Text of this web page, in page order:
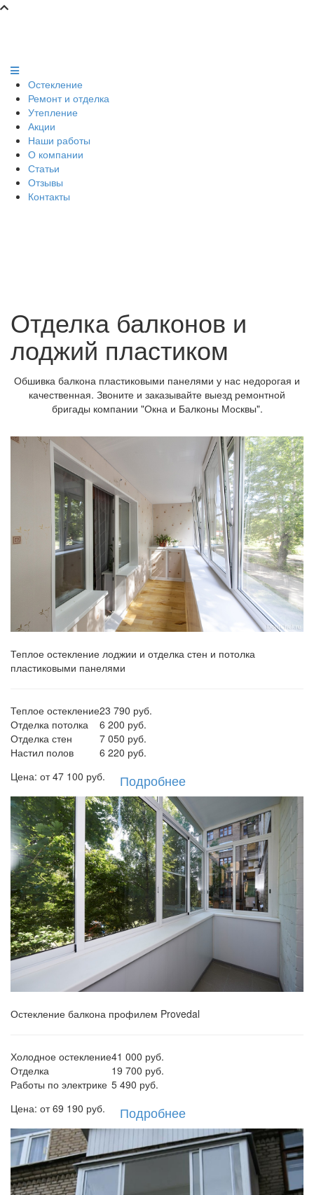
Остекление
Ремонт и отделка
Утепление
Акции
Наши работы
О компании
Статьи
Отзывы
Контакты
Отделка балконов и
лоджий пластиком
Обшивка балкона пластиковыми панелями у нас недорогая и
качественная. Звоните и заказывайте выезд ремонтной
бригады компании "Окна и Балконы Москвы".
Теплое остекление лоджии и отделка стен и потолка
пластиковыми панелями
Теплое остекление23 790 руб.
Отделка потолка
6 200 руб.
Отделка стен
7 050 руб.
Настил полов
6 220 руб.
Цена: от47 100 руб. Подробнее
Остекление балкона профилем Provedal
Холодное остекление41 000 руб.
Отделка
19 700 руб.
Работы по электрике 5 490 руб.
Цена: от69 190 руб. Подробнее